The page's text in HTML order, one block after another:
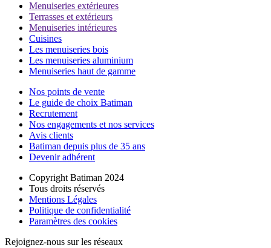
Menuiseries extérieures
Terrasses et extérieurs
Menuiseries intérieures
Cuisines
Les menuiseries bois
Les menuiseries aluminium
Menuiseries haut de gamme
Nos points de vente
Le guide de choix Batiman
Recrutement
Nos engagements et nos services
Avis clients
Batiman depuis plus de 35 ans
Devenir adhérent
Copyright Batiman 2024
Tous droits réservés
Mentions Légales
Politique de confidentialité
Paramètres des cookies
Rejoignez-nous sur les réseaux